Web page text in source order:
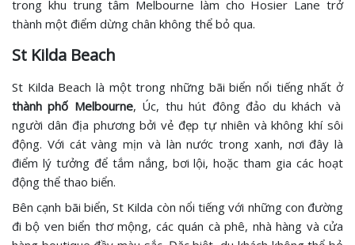
trong khu trung tâm Melbourne làm cho Hosier Lane trở
thành một điểm dừng chân không thể bỏ qua.
St Kilda Beach
St Kilda Beach là một trong những bãi biển nổi tiếng nhất ở
thành phố Melbourne, Úc, thu hút đông đảo du khách và
người dân địa phương bởi vẻ đẹp tự nhiên và không khí sôi
động. Với cát vàng mịn và làn nước trong xanh, nơi đây là
điểm lý tưởng để tắm nắng, bơi lội, hoặc tham gia các hoạt
động thể thao biển.
Bên cạnh bãi biển, St Kilda còn nổi tiếng với những con đường
đi bộ ven biển thơ mộng, các quán cà phê, nhà hàng và cửa